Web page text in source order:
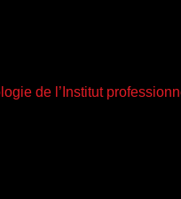
de l’Institut